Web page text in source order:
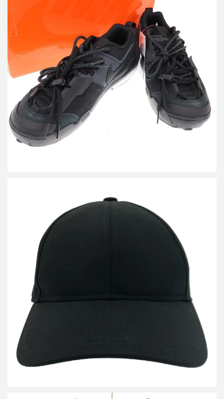
サカイ ナイキ Zegamadome スニーカー HQ8618-001
詳しく見る
サカイ バニー 24SS Eug/sacai Tulip Cap キャップ 24-0900S
買取金額9,600円